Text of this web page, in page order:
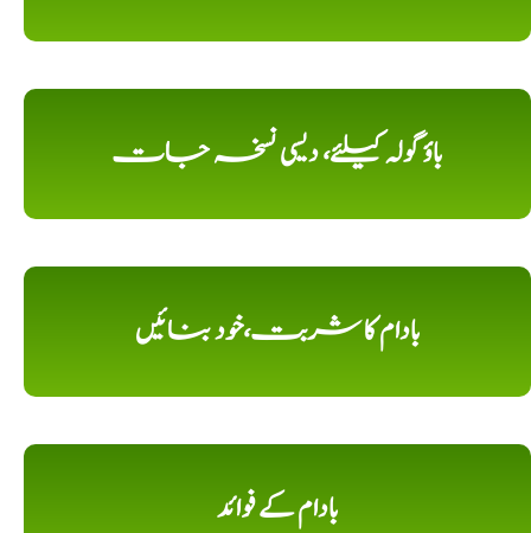
باؤ گولہ کیلئے، دیسی نسخہ جات
بادام کا شربت،خود بنائیں
بادام کے فوائد